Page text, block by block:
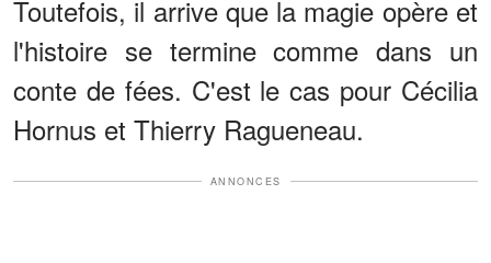
Toutefois, il arrive que la magie opère et
l'histoire se termine comme dans un
conte de fées. C'est le cas pour Cécilia
Hornus et Thierry Ragueneau.
ANNONCES